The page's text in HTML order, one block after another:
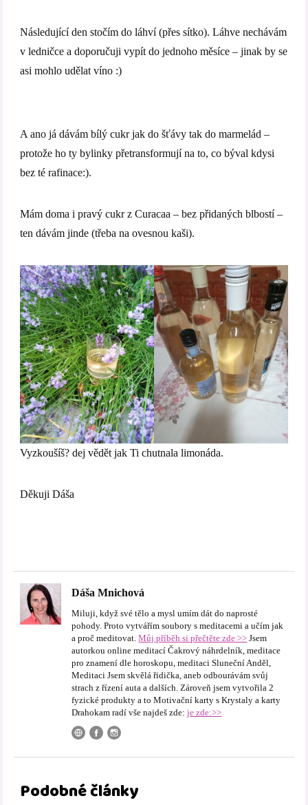
Následující den stočím do láhví (přes sítko). Láhve nechávám
v ledničce a doporučuji vypít do jednoho měsíce – jinak by se
asi mohlo udělat víno :)
A ano já dávám bílý cukr jak do šťávy tak do marmelád –
protože ho ty bylinky přetransformují na to, co býval kdysi
bez té rafinace:).
Mám doma i pravý cukr z Curacaa – bez přidaných blbostí –
ten dávám jinde (třeba na ovesnou kaši).
Vyzkoušíš? dej vědět jak Ti chutnala limonáda.
Děkuji Dáša
Dáša Mnichová
Miluji, když své tělo a mysl umím dát do naprosté
pohody. Proto vytvářím soubory s meditacemi a učím jak
a proč meditovat.Můj příběh si přečtěte zde >> Jsem
autorkou online meditací Čakrový náhrdelník, meditace
pro znamení dle horoskopu, meditaci Sluneční Anděl,
Meditaci Jsem skvělá řidička, aneb odbourávám svůj
strach z řízení auta a dalších. Zároveň jsem vytvořila 2
fyzické produkty a to Motivační karty s Krystaly a karty
Drahokam radí vše najdeš zde:je zde:>>
Podobné články